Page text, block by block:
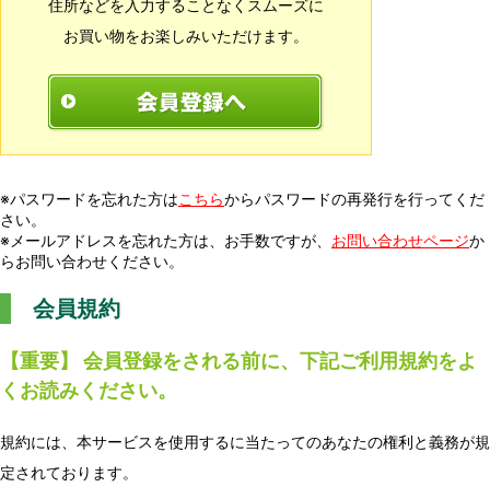
住所などを入力することなくスムーズに
お買い物をお楽しみいただけます。
※パスワードを忘れた方はこちらからパスワードの再発行を行ってくだ
さい。
※メールアドレスを忘れた方は、お手数ですが、 お問い合わせページか
らお問い合わせください。
会員規約
【重要】 会員登録をされる前に、下記ご利用規約をよ
くお読みください。
規約には、本サービスを使用するに当たってのあなたの権利と義務が規
定されております。